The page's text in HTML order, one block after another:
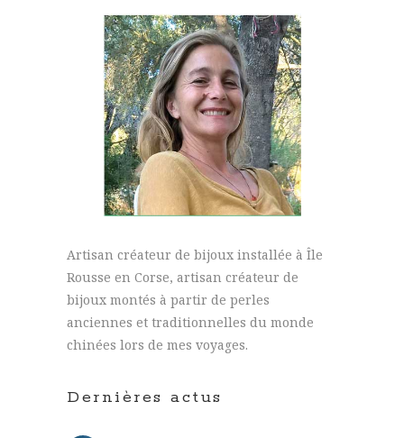
Artisan créateur de bijoux installée à Île
Rousse en Corse, artisan créateur de
bijoux montés à partir de perles
anciennes et traditionnelles du monde
chinées lors de mes voyages.
Dernières actus